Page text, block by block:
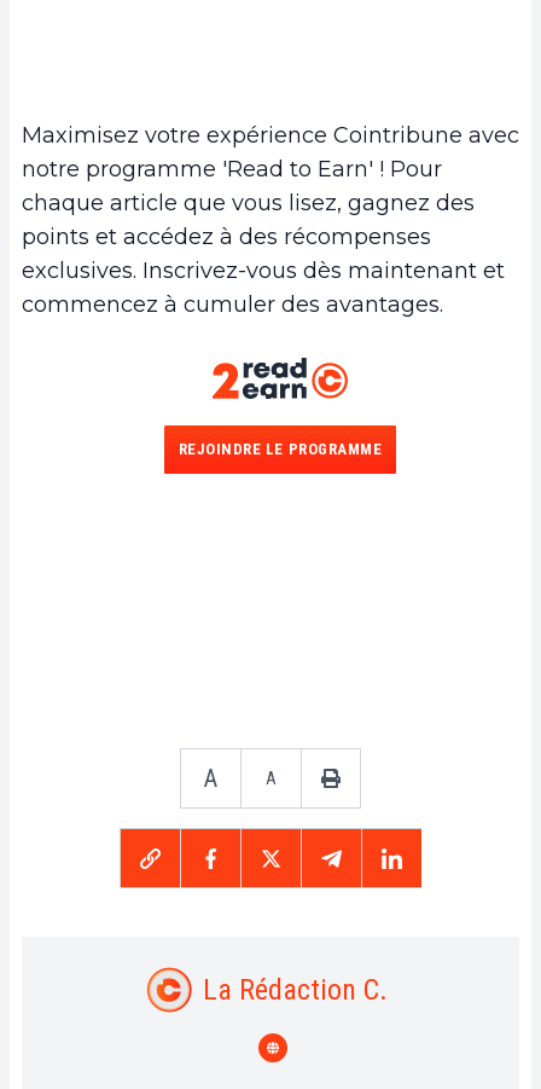
Maximisez votre expérience Cointribune avec
notre programme 'Read to Earn' ! Pour
chaque article que vous lisez, gagnez des
points et accédez à des récompenses
exclusives. Inscrivez-vous dès maintenant et
commencez à cumuler des avantages.
REJOINDRE LE PROGRAMME
A A
La Rédaction C.